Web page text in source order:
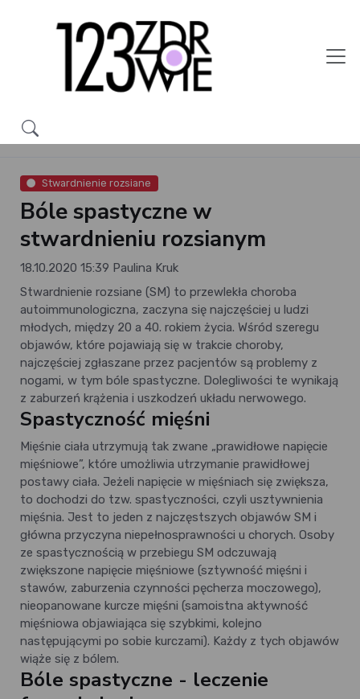
Stwardnienie rozsiane
Bóle spastyczne w
stwardnieniu rozsianym
18.10.2020 15:39 Paulina Kruk
Stwardnienie rozsiane (SM) to przewlekła choroba
autoimmunologiczna, zaczyna się najczęściej u ludzi
młodych, między 20 a 40. rokiem życia. Wśród szeregu
objawów, które pojawiają się w trakcie choroby,
najczęściej zgłaszane przez pacjentów są problemy z
nogami, w tym bóle spastyczne. Dolegliwości te wynikają
z zaburzeń krążenia i uszkodzeń układu nerwowego.
Spastyczność mięśni
Mięśnie ciała utrzymują tak zwane „prawidłowe napięcie
mięśniowe”, które umożliwia utrzymanie prawidłowej
postawy ciała. Jeżeli napięcie w mięśniach się zwiększa,
to dochodzi do tzw. spastyczności, czyli usztywnienia
mięśnia. Jest to jeden z najczęstszych objawów SM i
główna przyczyna niepełnosprawności u chorych. Osoby
ze spastycznością w przebiegu SM odczuwają
zwiększone napięcie mięśniowe (sztywność mięśni i
stawów, zaburzenia czynności pęcherza moczowego),
nieopanowane kurcze mięśni (samoistna aktywność
mięśniowa objawiająca się szybkimi, kolejno
następującymi po sobie kurczami). Każdy z tych objawów
wiąże się z bólem.
Bóle spastyczne - leczenie